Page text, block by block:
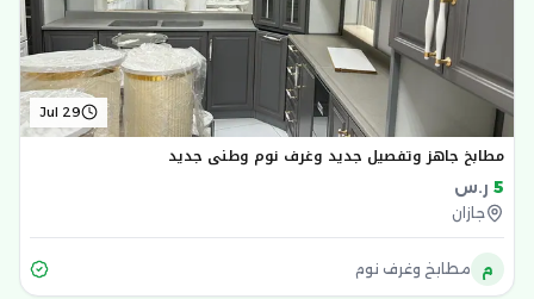
Jul 29
مطابخ جاهز وتفصيل جديد وغرف نوم وطني جديد
5 ر.س
جازان
م مطابخ وغرف نوم